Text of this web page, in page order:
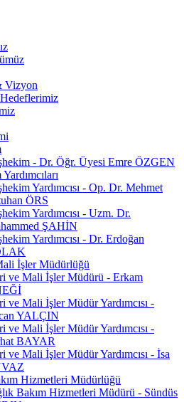
Vizyon
- Dr. Öğr. Üyesi Emre ÖZGEN
Yardımcısı - Op. Dr. Mehmet
ÖRS
Yardımcısı - Uzm. Dr.
ŞAHİN
Yardımcısı - Dr. Erdoğan
İşler Müdürlüğü
ve Mali İşler Müdürü - Erkam
ve Mali İşler Müdür Yardımcısı -
YALÇIN
ve Mali İşler Müdür Yardımcısı -
BAYAR
ve Mali İşler Müdür Yardımcısı - İsa
Hizmetleri Müdürlüğü
Bakım Hizmetleri Müdürü - Sündüs